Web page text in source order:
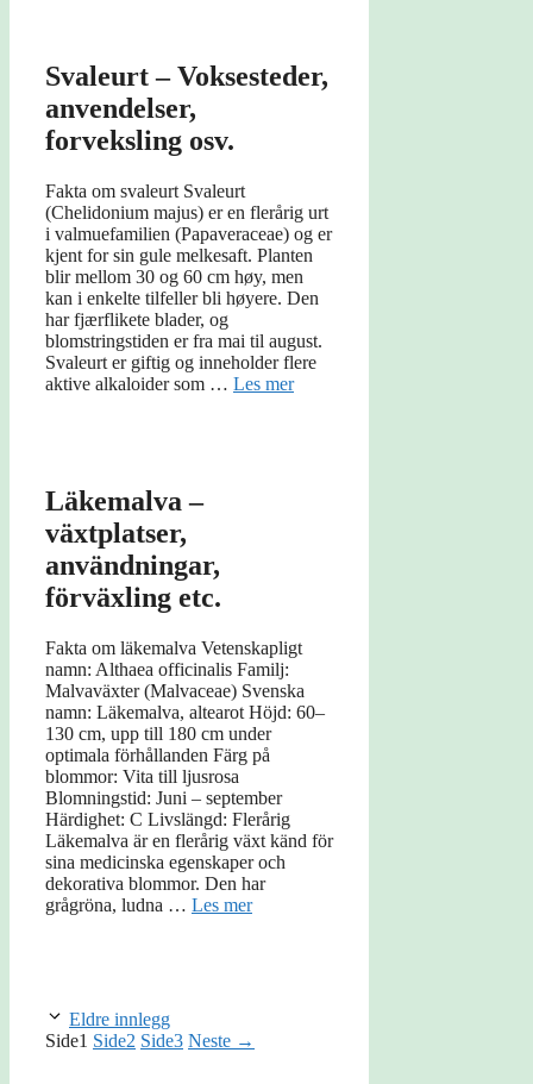
Svaleurt – Voksesteder,
anvendelser,
forveksling osv.
Fakta om svaleurt Svaleurt
(Chelidonium majus) er en flerårig urt
i valmuefamilien (Papaveraceae) og er
kjent for sin gule melkesaft. Planten
blir mellom 30 og 60 cm høy, men
kan i enkelte tilfeller bli høyere. Den
har fjærflikete blader, og
blomstringstiden er fra mai til august.
Svaleurt er giftig og inneholder flere
aktive alkaloider som … Les mer
Läkemalva –
växtplatser,
användningar,
förväxling etc.
Fakta om läkemalva Vetenskapligt
namn: Althaea officinalis Familj:
Malvaväxter (Malvaceae) Svenska
namn: Läkemalva, altearot Höjd: 60–
130 cm, upp till 180 cm under
optimala förhållanden Färg på
blommor: Vita till ljusrosa
Blomningstid: Juni – september
Härdighet: C Livslängd: Flerårig
Läkemalva är en flerårig växt känd för
sina medicinska egenskaper och
dekorativa blommor. Den har
grågröna, ludna … Les mer
Eldre innlegg
Side1 Side2 Side3 Neste →